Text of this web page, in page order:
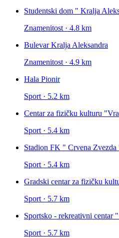
Studentski dom " Kralja
Znamenitost · 4.8 km
Bulevar Kralja Aleksandra
Znamenitost · 4.9 km
Hala Pionir
Sport · 5.2 km
Centar za fizičku kulturu
Sport · 5.4 km
Stadion FK " Crvena Zvezda
Sport · 5.4 km
Gradski centar za fizičku
Sport · 5.7 km
Sportsko - rekreativni centar
Sport · 5.7 km